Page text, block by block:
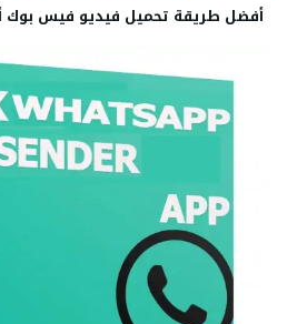
أفضل طريقة تحميل فيديو فيس بوك أون